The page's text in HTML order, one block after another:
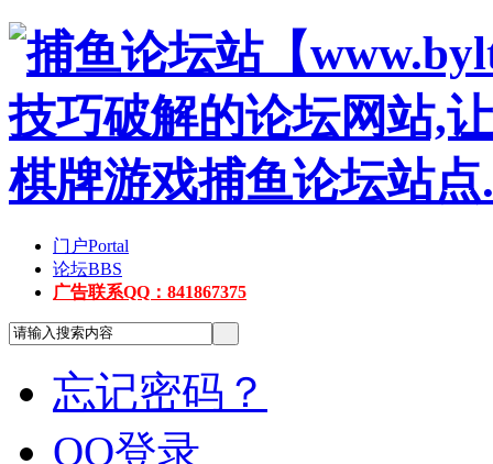
门户Portal
论坛BBS
广告联系QQ：841867375
忘记密码？
QQ登录